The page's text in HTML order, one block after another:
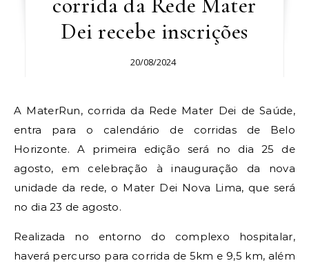
Dei recebe inscrições
20/08/2024
A MaterRun, corrida da Rede Mater Dei de Saúde,
entra para o calendário de corridas de Belo
Horizonte. A primeira edição será no dia 25 de
agosto, em celebração à inauguração da nova
unidade da rede, o Mater Dei Nova Lima, que será
no dia 23 de agosto.
Realizada no entorno do complexo hospitalar,
haverá percurso para corrida de 5km e 9,5 km, além